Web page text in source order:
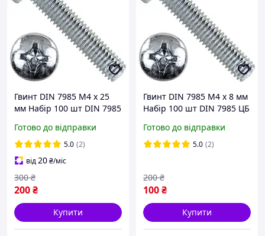
Гвинт DIN 7985 М4 х 25
мм Набір 100 шт DIN 7985
Готово до відправки
5.0 (2)
від20₴/міс
200₴
300 ₴
Купити
Гвинт DIN 7985 М4 х 8 мм
Набір 100 шт DIN 7985 ЦБ
Готово до відправки
5.0 (2)
100₴
200 ₴
Купити